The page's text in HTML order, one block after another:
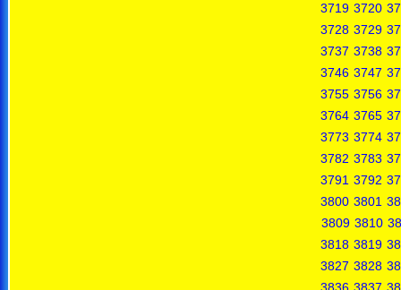
3719 3720
3728 3729
3737 3738
3746 3747
3755 3756
3764 3765
3773 3774
3782 3783
3791 3792
3800 3801
3809 3810
3818 3819
3827 3828